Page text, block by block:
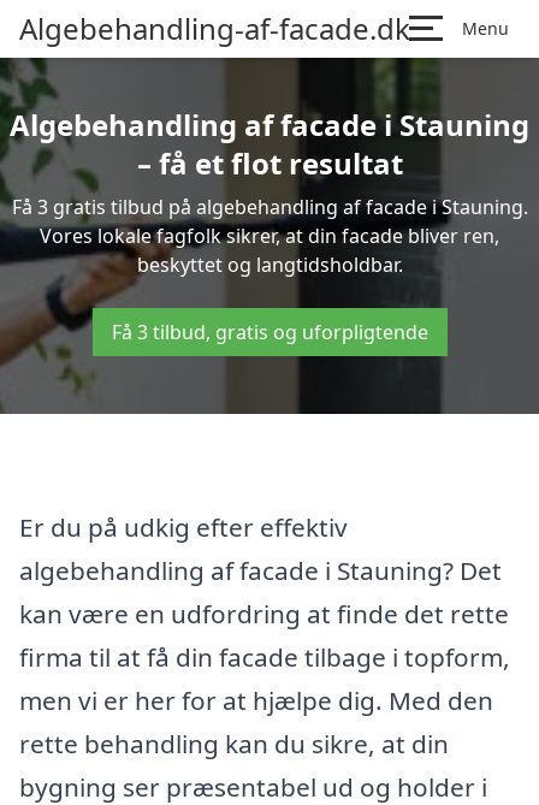
Algebehandling-af-facade.dk Menu
Algebehandling af facade i Stauning
– få et flot resultat
Få 3 gratis tilbud på algebehandling af facade i Stauning.
Vores lokale fagfolk sikrer, at din facade bliver ren,
beskyttet og langtidsholdbar.
Få 3 tilbud, gratis og uforpligtende
Er du på udkig efter effektiv
algebehandling af facade i Stauning? Det
kan være en udfordring at finde det rette
firma til at få din facade tilbage i topform,
men vi er her for at hjælpe dig. Med den
rette behandling kan du sikre, at din
bygning ser præsentabel ud og holder i